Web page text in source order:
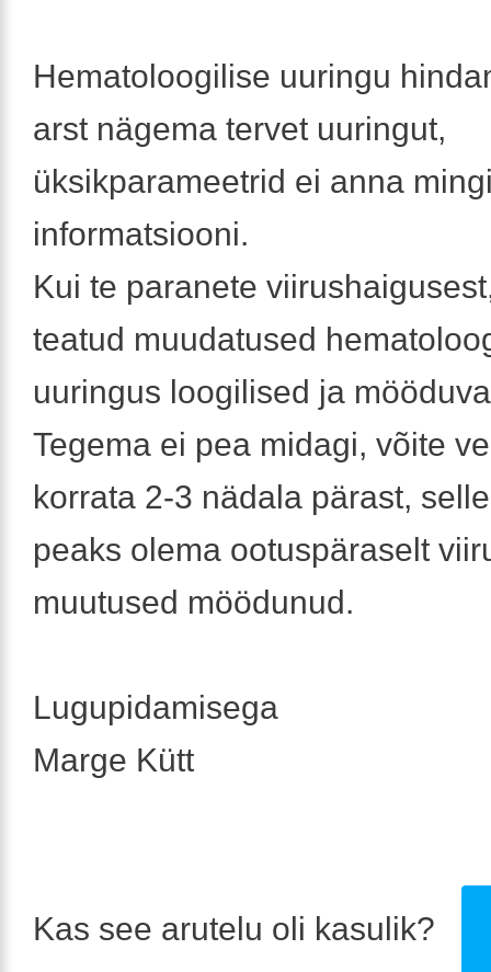
Hematoloogilise uuringu
arst nägema tervet uuringut,
üksikparameetrid ei anna
informatsiooni.
Kui te paranete
teatud muudatused
uuringus loogilised ja
Tegema ei pea midagi, võite
korrata 2-3 nädala pärast,
peaks olema ootuspäraselt
muutused möödunud.
Lugupidamisega
Marge Kütt
Kas see arutelu oli kasulik?